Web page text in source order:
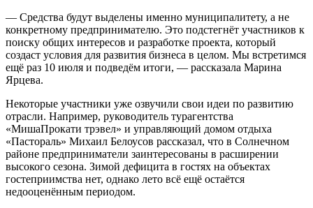
— Средства будут выделены именно муниципалитету, а не
конкретному предпринимателю. Это подстегнёт участников к
поиску общих интересов и разработке проекта, который
создаст условия для развития бизнеса в целом. Мы встретимся
ещё раз 10 июля и подведём итоги, — рассказала Марина
Ярцева.
Некоторые участники уже озвучили свои идеи по развитию
отрасли. Например, руководитель турагентства
«МишаПрокати трэвел» и управляющий домом отдыха
«Пастораль» Михаил Белоусов рассказал, что в Солнечном
районе предприниматели заинтересованы в расширении
высокого сезона. Зимой дефицита в гостях на объектах
гостеприимства нет, однако лето всё ещё остаётся
недооценённым периодом.